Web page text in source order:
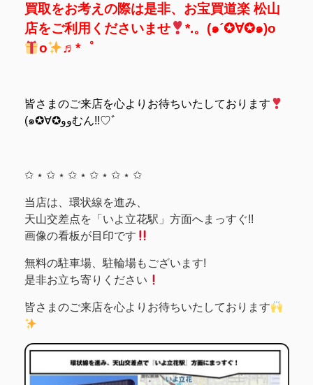
買取をお考えの際は是非、お宝買道楽 松山
店をご利用くださいませ
*.。(๑´✪∀✪๑)o
o
♬*゜
皆さまのご来店を心よりお待ちいたしております
(๑✪∀✪ووむん!!♡ﾞ
✩ ⋆ ✩ ⋆ ✩ ⋆ ✩ ⋆ ✩ ⋆ ✩
当店は、環状線を進み、
天山交差点を「いよ立花駅」方面へまっすぐ!!
画像の看板が目印です
無料の駐車場、駐輪場もございます!
是非お立ち寄りください
皆さまのご来店を心よりお待ちいたしております